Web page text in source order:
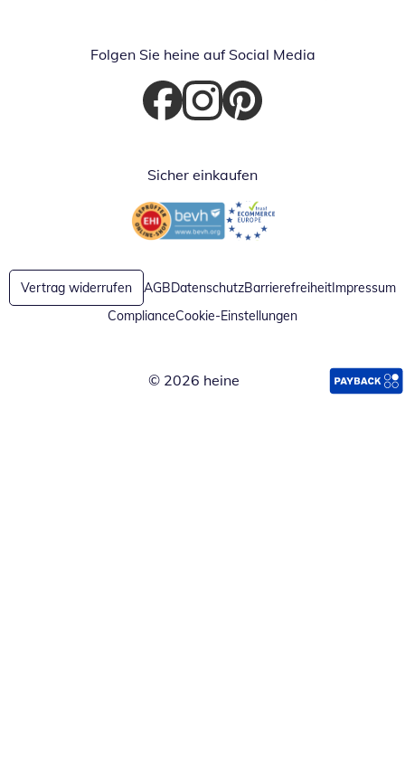
Folgen Sie heine auf Social Media
Öffnet in neuem Fenster
Öffnet in neuem Fenster
Öffnet in neuem Fenster
Sicher einkaufen
Öffnet in neuem FensterÖffnet in neuem Fenster
Vertrag widerrufen AGBDatenschutzBarrierefreiheitImpressum
ComplianceCookie-Einstellungen
© 2026 heine